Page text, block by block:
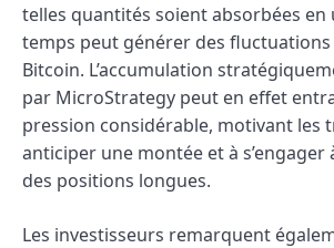
telles quantités soient absorbées en
temps peut générer des
Bitcoin. L’accumulation
par MicroStrategy peut en effet
pression considérable, motivant les
anticiper une montée et à
des positions longues.
Les investisseurs remarquent